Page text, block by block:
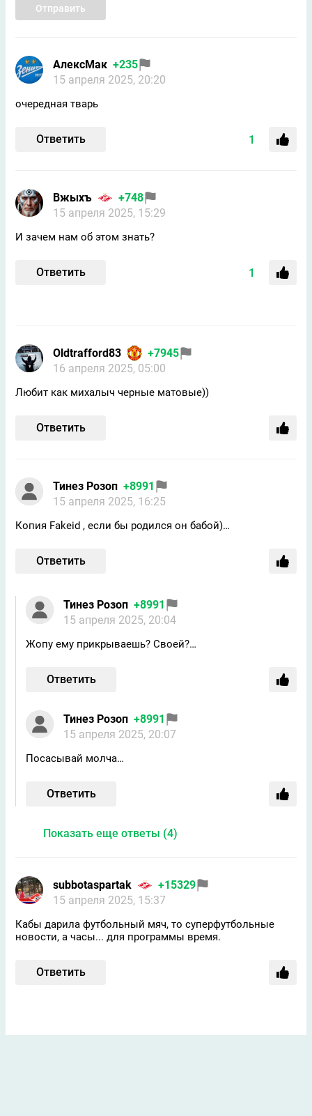
Отправить
АлексМак +235
15 апреля 2025, 20:20
очередная тварь
Ответить 1
Вжыхъ
+748
15 апреля 2025, 15:29
И зачем нам об этом знать?
Ответить 1
Oldtrafford83
+7945
16 апреля 2025, 05:00
Любит как михалыч черные матовые))
Ответить
Тинез Розоп +8991
15 апреля 2025, 16:25
Копия Fakeid , если бы родился он бабой)…
Ответить
Тинез Розоп +8991
15 апреля 2025, 20:04
Жопу ему прикрываешь? Своей?…
Ответить
Тинез Розоп +8991
15 апреля 2025, 20:07
Посасывай молча…
Ответить
Показать еще ответы (4)
subbotaspartak
+15329
15 апреля 2025, 15:37
Кабы дарила футбольный мяч, то суперфутбольные
новости, а часы... для программы время.
Ответить